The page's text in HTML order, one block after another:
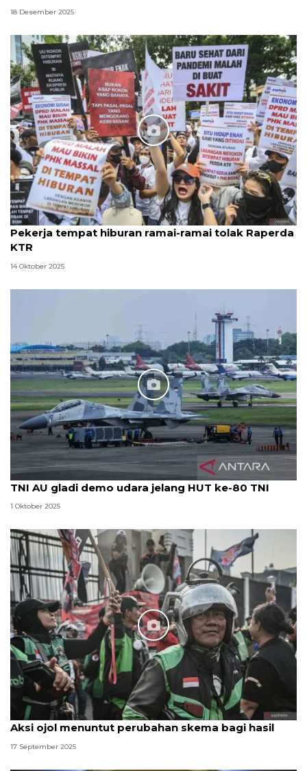
18 Desember 2025
Pekerja tempat hiburan ramai-ramai tolak Raperda
KTR
14 Oktober 2025
TNI AU gladi demo udara jelang HUT ke-80 TNI
1 Oktober 2025
Aksi ojol menuntut perubahan skema bagi hasil
17 September 2025